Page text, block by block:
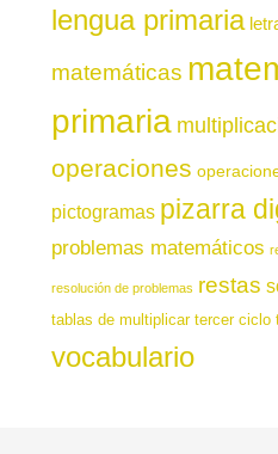
lengua primaria
matemáticas
primaria
operaciones
pictogramas pizarra
problemas matemáticos
resolución de problemas restas
tablas de multiplicar tercer ciclo
vocabulario